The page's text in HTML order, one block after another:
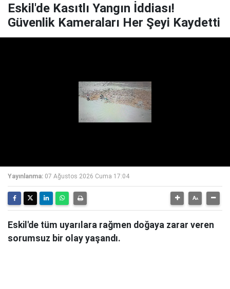
Eskil'de Kasıtlı Yangın İddiası!
Güvenlik Kameraları Her Şeyi Kaydetti
Yayınlanma: 07 Ağustos 2026 Cuma 17:04
Eskil'de tüm uyarılara rağmen doğaya zarar veren
sorumsuz bir olay yaşandı.